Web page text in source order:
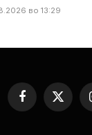
во 13:29
Facebook
X